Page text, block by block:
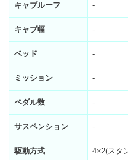
キャブルーフ -
キャブ幅 -
ベッド -
ミッション -
ペダル数 -
サスペンション -
駆動方式 4×2(スタ